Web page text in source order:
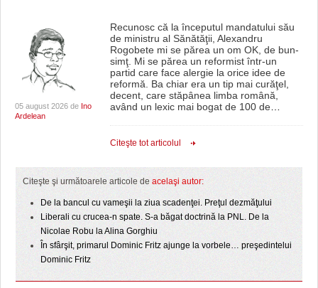
05 august 2026 de Ino
Ardelean
Recunosc că la începutul mandatului său
de ministru al Sănătăţii, Alexandru
Rogobete mi se părea un om OK, de bun-
simţ. Mi se părea un reformist într-un
partid care face alergie la orice idee de
reformă. Ba chiar era un tip mai curăţel,
decent, care stăpânea limba română,
având un lexic mai bogat de 100 de…
Citeşte tot articolul
Citeşte şi următoarele articole de acelaşi autor:
De la bancul cu vameşii la ziua scadenţei. Preţul dezmăţului
Liberali cu crucea-n spate. S-a băgat doctrină la PNL. De la
Nicolae Robu la Alina Gorghiu
În sfârşit, primarul Dominic Fritz ajunge la vorbele… preşedintelui
Dominic Fritz